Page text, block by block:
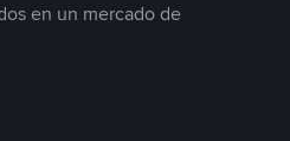
en un mercado de